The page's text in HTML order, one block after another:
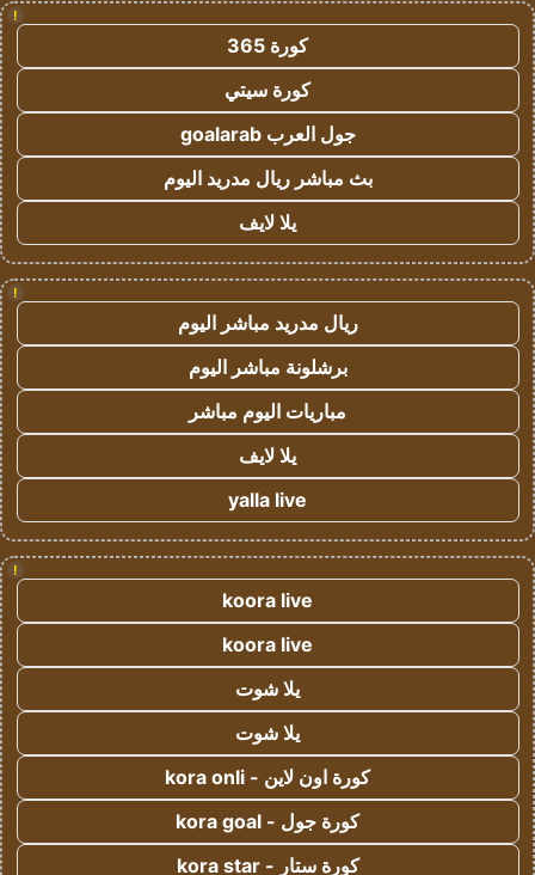
!
كورة 365
كورة سيتي
جول العرب goalarab
بث مباشر ريال مدريد اليوم
يلا لايف
!
ريال مدريد مباشر اليوم
برشلونة مباشر اليوم
مباريات اليوم مباشر
يلا لايف
yalla live
!
koora live
koora live
يلا شوت
يلا شوت
كورة اون لاين - kora onli
كورة جول - kora goal
كورة ستار - kora star